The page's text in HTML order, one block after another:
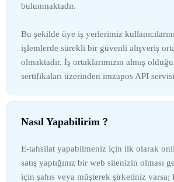
bulunmaktadır.
Bu şekilde üye iş yerlerimiz
işlemlerde sürekli bir güvenli alışveriş
olmaktadır. İş ortaklarımızın almış
sertifikaları üzerinden imzapos API
Nasıl Yapabilirim ?
E-tahsilat yapabilmeniz için ilk olarak
satış yaptığınız bir web sitenizin olması
için şahıs veya müşterek şirketiniz varsa;